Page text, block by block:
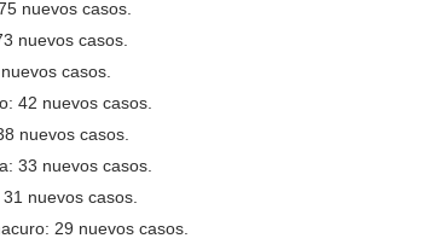
Gobernador Arnaldo Sánchez apadrina a
nuevos casos.
nuevos casos.
casos.
42 nuevos casos.
nuevos casos.
33 nuevos casos.
nuevos casos.
29 nuevos casos.